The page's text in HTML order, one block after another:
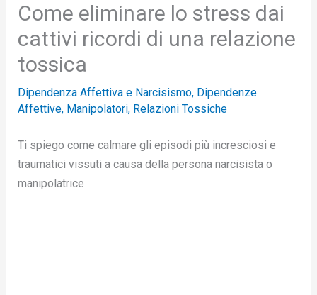
Come eliminare lo stress dai
cattivi ricordi di una relazione
tossica
Dipendenza Affettiva e Narcisismo, Dipendenze
Affettive, Manipolatori, Relazioni Tossiche
Ti spiego come calmare gli episodi più incresciosi e
traumatici vissuti a causa della persona narcisista o
manipolatrice